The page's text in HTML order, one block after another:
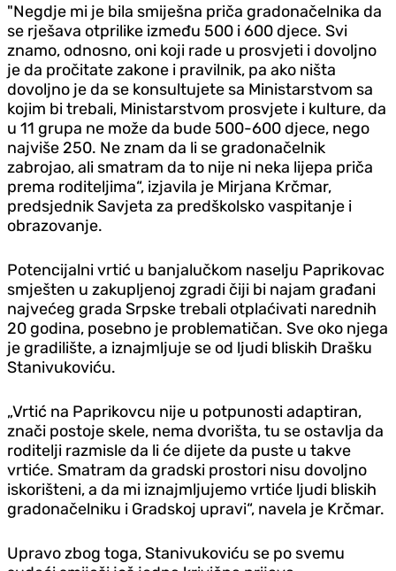
"Negdje mi je bila smiješna priča gradonačelnika da
se rješava otprilike između 500 i 600 djece. Svi
znamo, odnosno, oni koji rade u prosvjeti i dovoljno
je da pročitate zakone i pravilnik, pa ako ništa
dovoljno je da se konsultujete sa Ministarstvom sa
kojim bi trebali, Ministarstvom prosvjete i kulture, da
u 11 grupa ne može da bude 500-600 djece, nego
najviše 250. Ne znam da li se gradonačelnik
zabrojao, ali smatram da to nije ni neka lijepa priča
prema roditeljima“, izjavila je Mirjana Krčmar,
predsjednik Savjeta za predškolsko vaspitanje i
obrazovanje.
Potencijalni vrtić u banjalučkom naselju Paprikovac
smješten u zakupljenoj zgradi čiji bi najam građani
najvećeg grada Srpske trebali otplaćivati narednih
20 godina, posebno je problematičan. Sve oko njega
je gradilište, a iznajmljuje se od ljudi bliskih Drašku
Stanivukoviću.
„Vrtić na Paprikovcu nije u potpunosti adaptiran,
znači postoje skele, nema dvorišta, tu se ostavlja da
roditelji razmisle da li će dijete da puste u takve
vrtiće. Smatram da gradski prostori nisu dovoljno
iskorišteni, a da mi iznajmljujemo vrtiće ljudi bliskih
gradonačelniku i Gradskoj upravi“, navela je Krčmar.
Upravo zbog toga, Stanivukoviću se po svemu